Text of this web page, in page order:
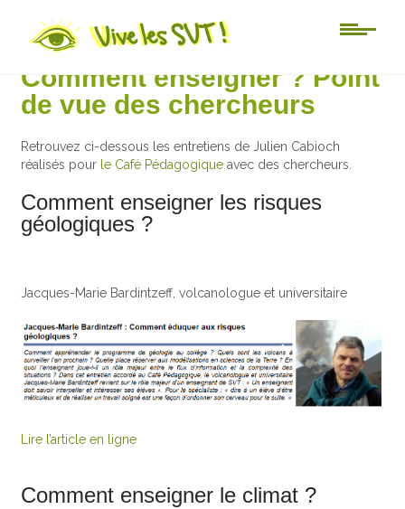
Au jour le jour
Comment enseigner ? Point
de vue des chercheurs
Retrouvez ci-dessous les entretiens de Julien Cabioch
réalisés pour le Café Pédagogique avec des chercheurs.
Comment enseigner les risques
géologiques ?
Jacques-Marie Bardintzeff, volcanologue et universitaire
Lire l’article en ligne
Comment enseigner le climat ?